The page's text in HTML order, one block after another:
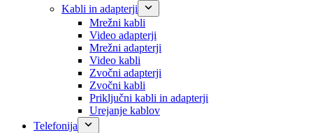
Kabli in adapterji
Mrežni kabli
Video adapterji
Mrežni adapterji
Video kabli
Zvočni adapterji
Zvočni kabli
Priključni kabli in adapterji
Urejanje kablov
Telefonija